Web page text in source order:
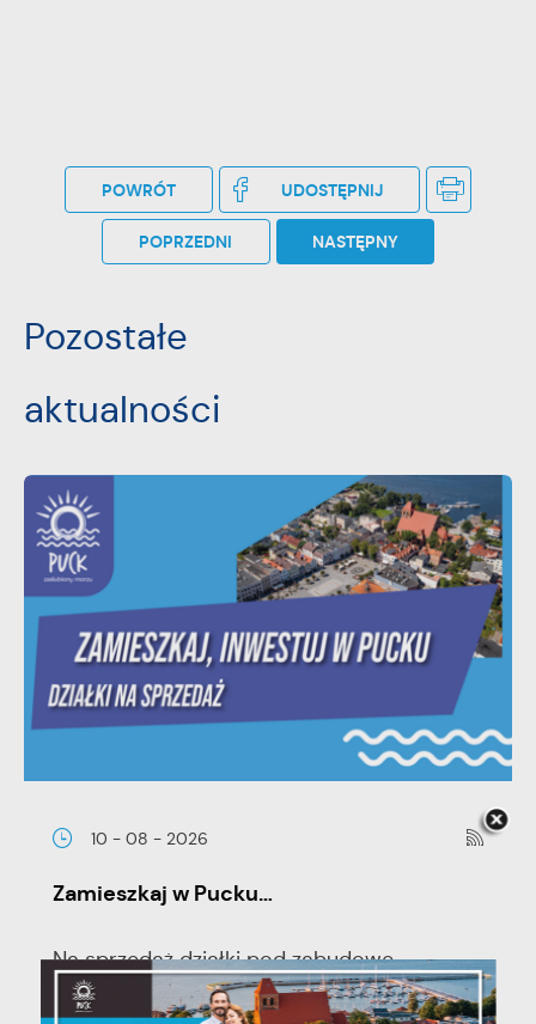
POWRÓT UDOSTĘPNIJ
POPRZEDNI NASTĘPNY
Pozostałe
aktualności
10 - 08 - 2026
Zamieszkaj w Pucku…
Na sprzedaż działki pod zabudowę
mieszkaniową jednorodzinną wolnostojącą